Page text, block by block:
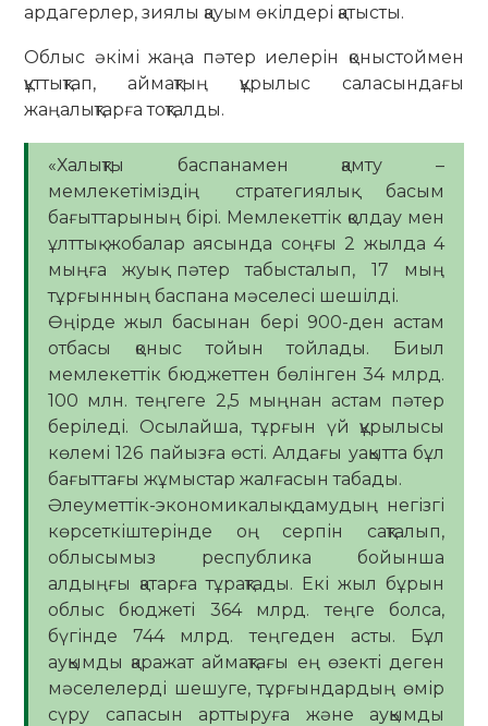
ардагерлер, зиялы қауым өкілдері қатысты.
Облыс әкімі жаңа пәтер иелерін қоныстоймен
құттықтап, аймақтың құрылыс саласындағы
жаңалықтарға тоқталды.
«Халықты баспанамен қамту –
мемлекетіміздің стратегиялық басым
бағыттарының бірі. Мемлекеттік қолдау мен
ұлттық жобалар аясында соңғы 2 жылда 4
мыңға жуық пәтер табысталып, 17 мың
тұрғынның баспана мәселесі шешілді.
Өңірде жыл басынан бері 900-ден астам
отбасы қоныс тойын тойлады. Биыл
мемлекеттік бюджеттен бөлінген 34 млрд.
100 млн. теңгеге 2,5 мыңнан астам пәтер
беріледі. Осылайша, тұрғын үй құрылысы
көлемі 126 пайызға өсті. Алдағы уақытта бұл
бағыттағы жұмыстар жалғасын табады.
Әлеуметтік-экономикалық дамудың негізгі
көрсеткіштерінде оң серпін сақталып,
облысымыз республика бойынша
алдыңғы қатарға тұрақтады. Екі жыл бұрын
облыс бюджеті 364 млрд. теңге болса,
бүгінде 744 млрд. теңгеден асты. Бұл
ауқымды қаражат аймақтағы ең өзекті деген
мәселелерді шешуге, тұрғындардың өмір
сүру сапасын арттыруға және ауқымды